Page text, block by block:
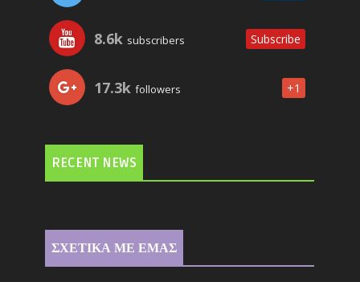
8.6k subscribers Subscribe
17.3k followers +1
RECENT NEWS
ΣΧΕΤΙΚΑ ΜΕ ΕΜΑΣ